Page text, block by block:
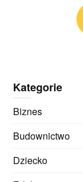
Kategorie
Biznes
Budownictwo
Dziecko